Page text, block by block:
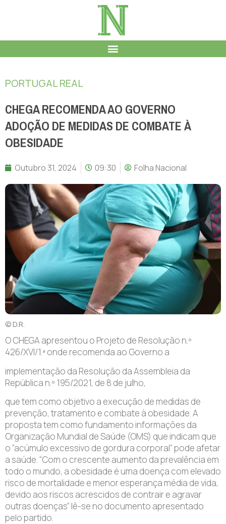
PORTUGAL REAL
CHEGA RECOMENDA AO GOVERNO
ADOÇÃO DE MEDIDAS DE COMBATE À
OBESIDADE
Outubro 31, 2024 09:30 Folha Nacional
© D.R.
O CHEGA apresentou o Projeto de Resolução n.º
426/XVI/1.ª onde recomenda ao Governo a
implementação da Resolução da Assembleia da
República n.º 195/2021, de 8 de julho,
que tem como objetivo a execução de medidas de
prevenção, tratamento e combate à obesidade. A
proposta tem como fundamento informações da
Organização Mundial de Saúde (OMS) que indicam que
o “acúmulo excessivo de gordura corporal” pode afetar
a saúde. “Com o crescente aumento da prevalência em
todo o mundo, a obesidade é uma doença com elevado
risco de mortalidade e menor esperança média de vida,
devido aos riscos acrescidos de contrair e agravar
outras doenças” lê-se no documento apresentado
pelo partido.